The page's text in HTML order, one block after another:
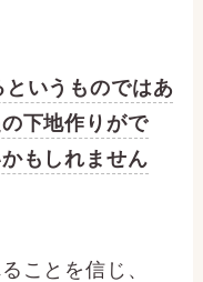
いうものではあ
下地作りがで
もしれません
ことを信じ、